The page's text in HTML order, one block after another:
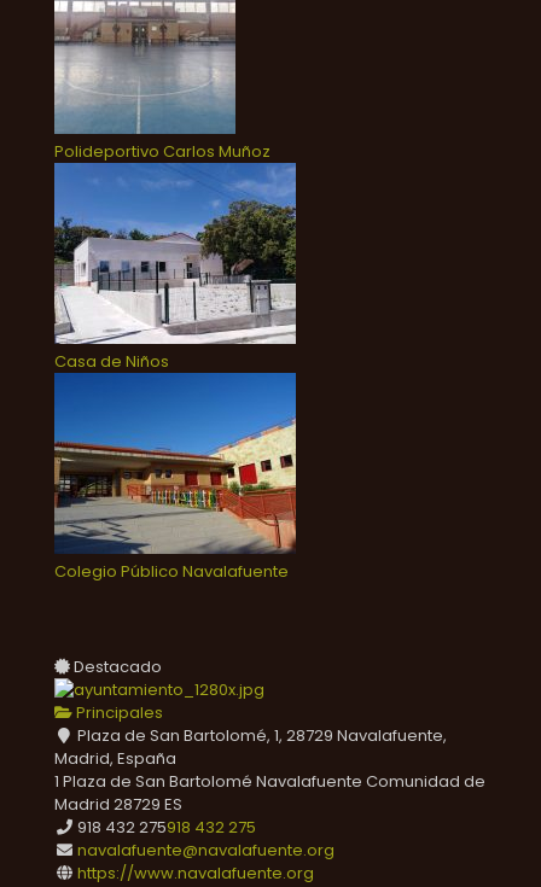
Polideportivo Carlos Muñoz
Casa de Niños
Colegio Público Navalafuente
Destacado
Principales
Plaza de San Bartolomé, 1, 28729 Navalafuente,
Madrid, España
1 Plaza de San Bartolomé Navalafuente Comunidad de
Madrid 28729 ES
918 432 275918 432 275
navalafuente@navalafuente.org
https://www.navalafuente.org